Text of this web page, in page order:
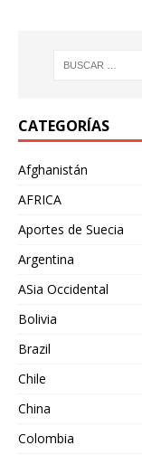
CATEGORÍAS
Afghanistán
AFRICA
Aportes de Suecia
Argentina
ASia Occidental
Bolivia
Brazil
Chile
China
Colombia